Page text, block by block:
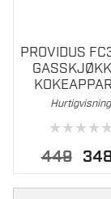
PROVIDUS
Hurtigvisning
★★★★★
449
var: